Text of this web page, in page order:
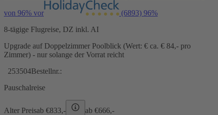
von 96% vor (6893) 96%
8-tägige Flugreise, DZ inkl. AI
Upgrade auf Doppelzimmer Poolblick (Wert: € ca. € 84,- pro
Zimmer) - nur solange der Vorrat reicht
253504Bestellnr.:
Pauschalreise
Alter Preisab €833,- ab €666,-